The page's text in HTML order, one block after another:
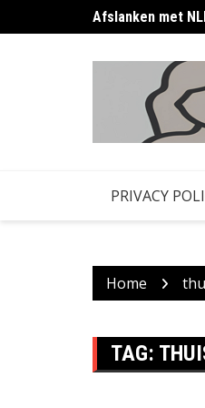
to
Afslanken met
PRIVACY
Home
TAG: